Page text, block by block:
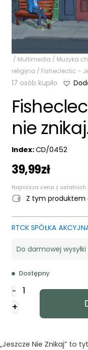
/ Multimedia / Muzyka
religijna / Fisheclectic –
17 osób kupiło
nie
Index:CD/0452
39,99zł
Najniższa cena z ostatnich
Z tym produktem
RTCK SPÓŁKA
Do darmowej wysyłki
Dostępny
-
Fisheclectic
-
Jeszcze
znikaj..
+
„Jeszcze Nie Znikaj” to